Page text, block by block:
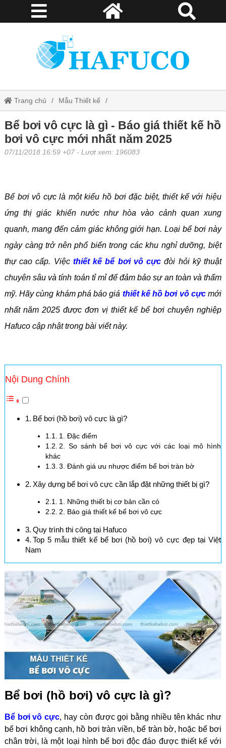
Trang chủ Mẫu Thiết kế
Bể bơi vô cực là gì - Báo giá thiết kế hồ bơi vô cực mới nhất năm
2025
Bể bơi vô cực là gì - Báo giá thiết kế hồ
bơi vô cực mới nhất năm 2025
07/11/2018 16:59 +07 - Lượt xem: 196083
Bể bơi vô cực là một kiểu hồ bơi đặc biệt, thiết kế với hiệu
ứng thị giác khiến nước như hòa vào cảnh quan xung
quanh, mang đến cảm giác không giới hạn. Loại bể bơi này
ngày càng trở nên phổ biến trong các khu nghỉ dưỡng, biệt
thự cao cấp. Việc thiết kế bể bơi vô cực đòi hỏi kỹ thuật
chuyên sâu và tính toán tỉ mỉ để đảm bảo sự an toàn và thẩm
mỹ. Hãy cùng khám phá báo giá thiết kế hồ bơi vô cựcmới
nhất năm 2025 được đơn vị thiết kế bể bơi chuyên nghiệp
Hafuco cập nhật trong bài viết này.
Nội Dung Chính
Bể bơi (hồ bơi) vô cực là gì?
1. Đặc điểm
2. So sánh bể bơi vô cực với các loại mô hình
khác
3. Đánh giá ưu nhược điểm bể bơi tràn bờ
Xây dựng bể bơi vô cực cần lắp đặt những thiết bị gì?
1. Những thiết bị cơ bản cần có
2. Báo giá thiết kế bể bơi vô cực
Quy trình thi công tại Hafuco
Top 5 mẫu thiết kế bể bơi (hồ bơi) vô cực đẹp tại Việt
Nam
Bể bơi (hồ bơi) vô cực là gì?
Bể bơi vô cực, hay còn được gọi bằng nhiều tên khác như
bể bơi không cạnh, hồ bơi tràn viền, bể tràn bờ, hoặc bể bơi
chân trời, là một loại hình bể bơi độc đáo được thiết kế với